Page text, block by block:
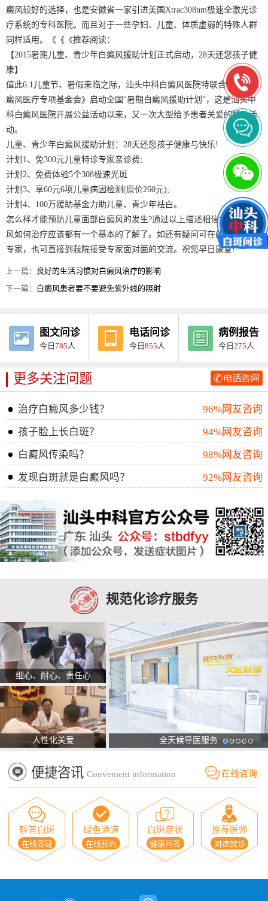
癜风较好的选择，也是安徽省一家引进美国Xtrac308nm极速全激光诊
疗系统的专科医院。而且对于一些孕妇、儿童、体质虚弱的特殊人群
同样适用。《《《推荐阅读：
【2015暑期儿童、青少年白癜风援助计划正式启动，28天还您孩子健
康】
值此6.1儿童节、暑假来临之际，汕头中科白癜风医院特联合《中科白
癜风医疗专项基金会》启动全国“暑期白癜风援助计划”，这是汕头中
科白癜风医院开展公益活动以来，又一次大型给予患者关爱的援助活
动。
儿童、青少年白癜风援助计划：28天还您孩子健康与快乐!
计划1、免300元儿童特诊专家亲诊费;
计划2、免费体验5个308极速光斑
计划3、享60元6项儿童病因检测(原价260元);
计划4、100万援助基金力助儿童、青少年祛白。
怎么样才能预防儿童面部白癜风的发生?通过以上描述相信大家对白癜
风如何治疗应该都有一个基本的了解了。如还有疑问可在线咨询我们
专家，也可直接到我院接受专家面对面的交流。祝您早日康复!
上一篇：
良好的生活习惯对白癜风治疗的影响
下一篇： 白癜风患者要不要避免紫外线的照射
图文问诊
今日785 人
电话问诊
今日855 人
病例报告
今日275 人
更多关注问题
治疗白癜风多少钱？
96%网友咨询
孩子脸上长白斑？
94%网友咨询
白癜风传染吗？
98%网友咨询
发现白斑就是白癜风吗？
92%网友咨询
规范化诊疗服务
细心、耐心、责任心
人性化关爱 全天候导医服务
便捷咨讯 Convenient information 在线咨询
解答白斑
在线答疑
绿色通道
在线预约
白斑症状
健康问答
推荐医师
对症就诊